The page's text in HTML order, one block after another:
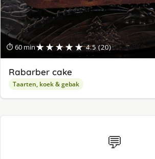
⏱ 60 min★★★★★ 4.5 (20)
Rabarber cake
Taarten, koek & gebak
💬